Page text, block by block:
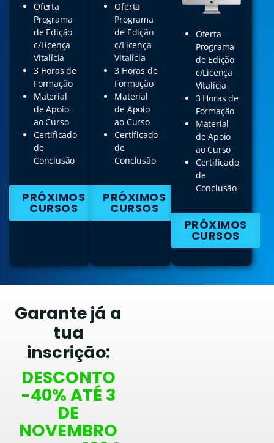
Oferta
Programa
de Edição
c/Licença
Vitalícia
3 Horas de
Formação
Material
de Apoio
ao Curso
Certificado
de
Conclusão
PRÓXIMOS
CURSOS
Oferta
Programa
de Edição
c/Licença
Vitalícia
3 Horas de
Formação
Material
de Apoio
ao Curso
Certificado
de
Conclusão
PRÓXIMOS
CURSOS
Oferta
Programa
de Edição
c/Licença
Vitalícia
3 Horas de
Formação
Material
de Apoio
ao Curso
Certificado
de
Conclusão
PRÓXIMOS
CURSOS
Garante já a
tua
inscrição:
DESCONTO
-40% ATÉ 3
DE
NOVEMBRO